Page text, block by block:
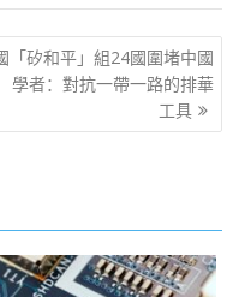
「矽和平」組24國圍堵中國
者：對抗一帶一路的排華
工具